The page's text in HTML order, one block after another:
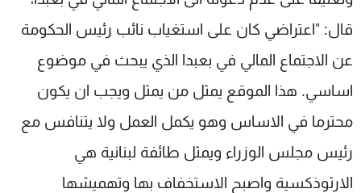
قال: "اعتراضي كان على استغياب نائب رئيس الحكومة
عن الاجتماع المالي في بعبدا الذي يبحث في موضوع
اساسي. هذا الموقع يمثل من يمثل ويجب ان يكون
محترما في الاساس وهو يكمل العمل ولا يتنافس مع
رئيس مجلس الوزراء ويمثل طائفة لبنانية هي
الارثوذكسية واصبح الاستخفاف بها وتهميشها